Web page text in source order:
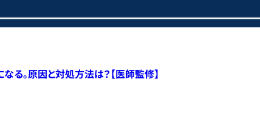
る。原因と対処方法は？【医師監修】